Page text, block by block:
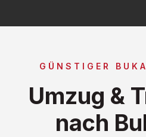
GÜNSTIGER
Umzug &
nach